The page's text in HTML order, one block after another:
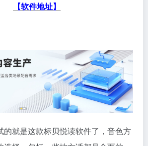
【软件地址】
的就是这款标贝悦读软件了，音色方